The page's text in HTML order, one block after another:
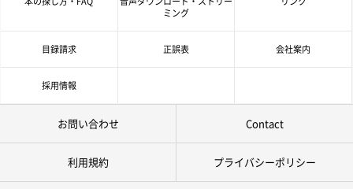
言 語
ジャンル
ミング
目録請求 正誤表 会社案内
採用情報
お問い合わせ Contact
利用規約 プライバシーポリシー